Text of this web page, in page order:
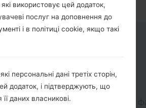
Завантажте на свій ПК:Odin 3
Далі завантажте та розпакуйте
використовує цей додаток,
послуг на доповнення до
і в політиці cookie, якщо такі
персональні дані третіх сторін,
додаток, і підтверджують, що
даних власникові.